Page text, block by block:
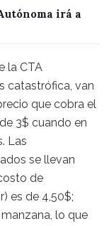
irá a
la CTA
catastrófica, van
que cobra el
3$ cuando en
Las
se llevan
de
es de 4,50$;
lo que